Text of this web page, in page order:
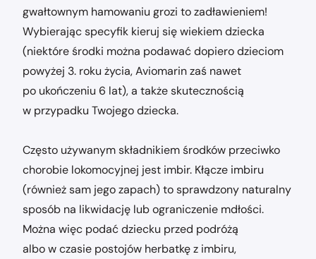
gwałtownym hamowaniu grozi to zadławieniem!
Wybierając specyfik kieruj się wiekiem dziecka
(niektóre środki można podawać dopiero dzieciom
powyżej 3. roku życia, Aviomarin zaś nawet
po ukończeniu 6 lat), a także skutecznością
w przypadku Twojego dziecka.
Często używanym składnikiem środków przeciwko
chorobie lokomocyjnej jest imbir. Kłącze imbiru
(również sam jego zapach) to sprawdzony naturalny
sposób na likwidację lub ograniczenie mdłości.
Można więc podać dziecku przed podróżą
albo w czasie postojów herbatkę z imbiru,